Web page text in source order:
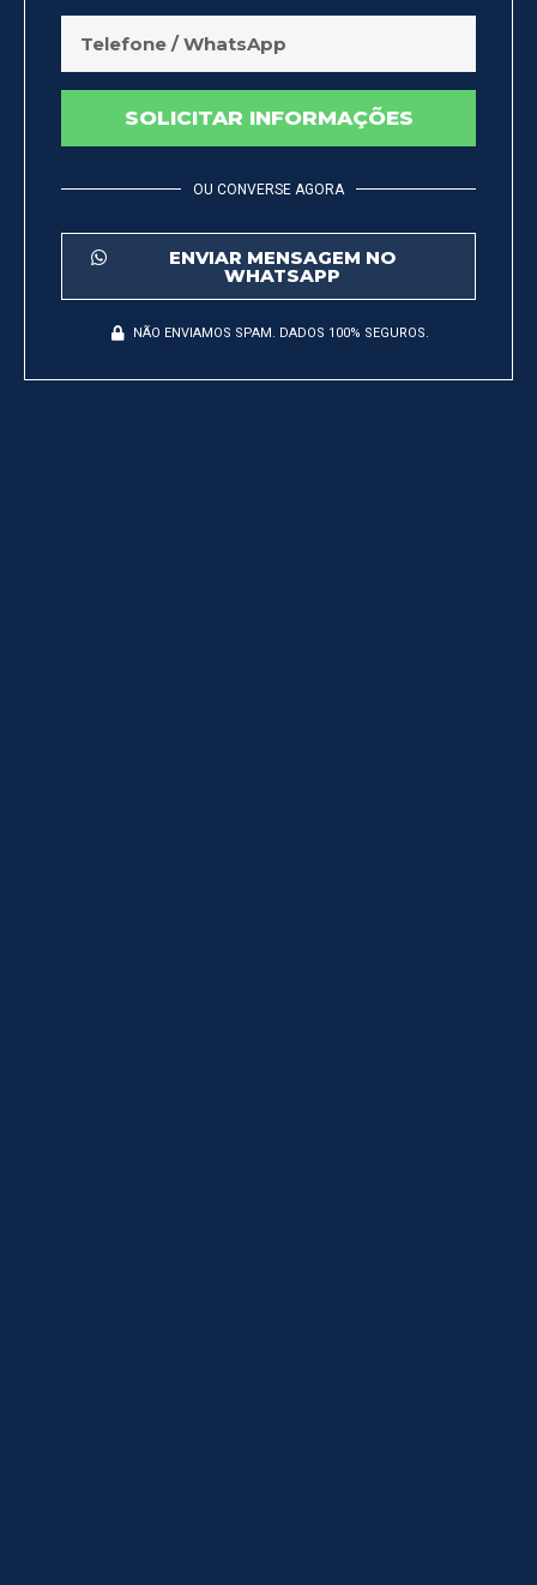
SOLICITAR INFORMAÇÕES
OU CONVERSE AGORA
ENVIAR MENSAGEM NO
WHATSAPP
NÃO ENVIAMOS SPAM. DADOS 100% SEGUROS.